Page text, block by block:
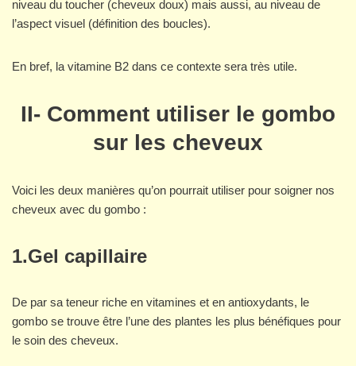
niveau du toucher (cheveux doux) mais aussi, au niveau de
l’aspect visuel (définition des boucles).
En bref, la vitamine B2 dans ce contexte sera très utile.
II- Comment utiliser le gombo
sur les cheveux
Voici les deux manières qu’on pourrait utiliser pour soigner nos
cheveux avec du gombo :
1.Gel capillaire
De par sa teneur riche en vitamines et en antioxydants, le
gombo se trouve être l’une des plantes les plus bénéfiques pour
le soin des cheveux.